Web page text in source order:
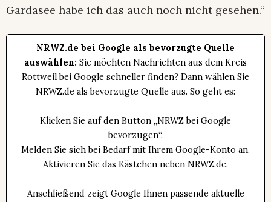
Gardasee habe ich das auch noch nicht gesehen.“
NRWZ.de bei Google als bevorzugte Quelle
auswählen: Sie möchten Nachrichten aus dem Kreis
Rottweil bei Google schneller finden? Dann wählen Sie
NRWZ.de als bevorzugte Quelle aus. So geht es:
Klicken Sie auf den Button „NRWZ bei Google
bevorzugen“.
Melden Sie sich bei Bedarf mit Ihrem Google-Konto an.
Aktivieren Sie das Kästchen neben NRWZ.de.
Anschließend zeigt Google Ihnen passende aktuelle